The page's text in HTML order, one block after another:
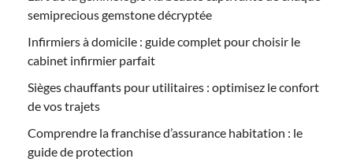
semiprecious gemstone décryptée
Infirmiers à domicile : guide complet pour choisir le
cabinet infirmier parfait
Sièges chauffants pour utilitaires : optimisez le confort
de vos trajets
Comprendre la franchise d’assurance habitation : le
guide de protection